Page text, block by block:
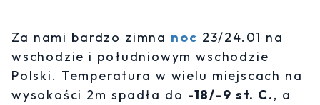
Za nami bardzo zimna noc 23/24.01 na
wschodzie i południowym wschodzie
Polski. Temperatura w wielu miejscach na
wysokości 2m spadła do -18/-9 st. C., a